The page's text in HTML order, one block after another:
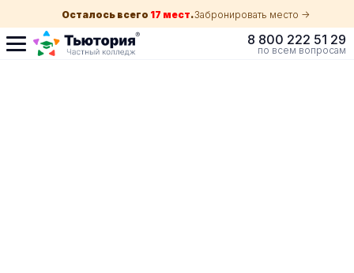
Осталось всего 17 мест.Забронировать место ->
8 800 222 51 29
по всем вопросам